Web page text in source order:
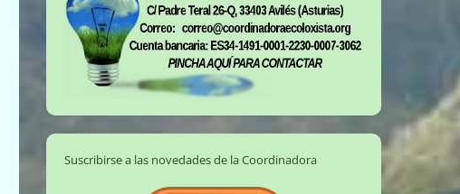
Suscribirse a las novedades de la Coordinadora